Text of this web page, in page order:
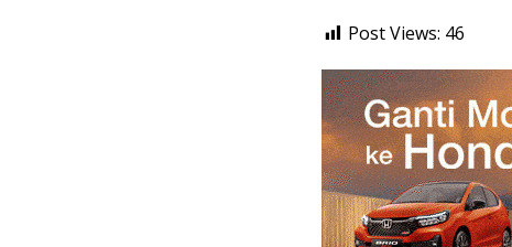
Post Views: 46